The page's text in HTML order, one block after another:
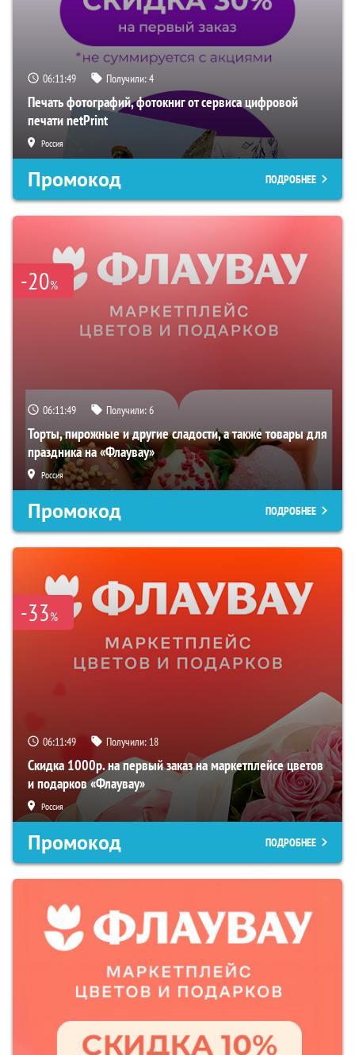
06:11:48 Получили:4
Печать фотографий, фотокниг от сервиса цифровой
печати netPrint
Россия
Промокод ПОДРОБНЕЕ
-20%
06:11:48 Получили:6
Торты, пирожные и другие сладости, а также товары для
праздника на «Флаувау»
Россия
Промокод ПОДРОБНЕЕ
-33%
06:11:48 Получили: 18
Скидка 1000р. на первый заказ на маркетплейсе цветов
и подарков «Флаувау»
Россия
Промокод ПОДРОБНЕЕ